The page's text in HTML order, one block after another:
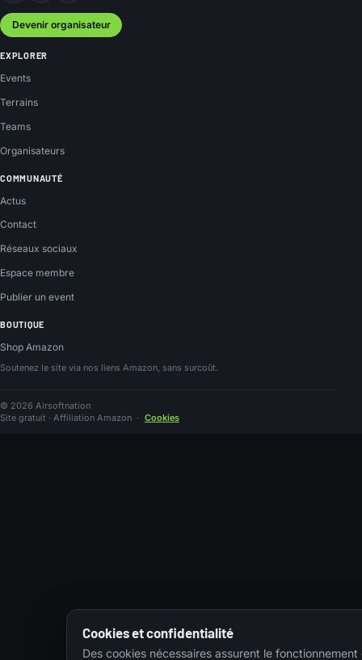
Devenir organisateur
EXPLORER
Events
Terrains
Teams
Organisateurs
COMMUNAUTÉ
Actus
Contact
Réseaux sociaux
Espace membre
Publier un event
BOUTIQUE
Shop Amazon
Soutenez le site via nos liens Amazon, sans surcoût.
© 2026 Airsoftnation
Site gratuit · Affiliation Amazon · Cookies
Cookies et confidentialité
Des cookies nécessaires assurent le fonctionnement